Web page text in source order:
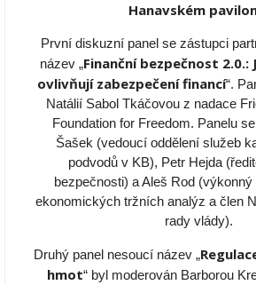
Hanavském
První diskuzní panel se zástupci
název „Finanční bezpečnost
ovlivňují zabezpečení financí“.
Natálií Sabol Tkáčovou z nadace
Foundation for Freedom. Panelu
Šašek (vedoucí oddělení služeb
podvodů v KB), Petr Hejda
bezpečnosti) a Aleš Rod (výkonný
ekonomických tržních analýz a člen
rady vlády).
Druhý panel nesoucí název „
hmot“ byl moderován Barborou